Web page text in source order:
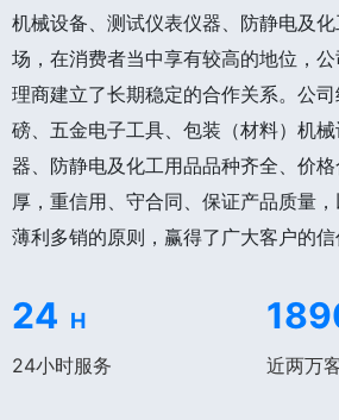
机械设备、测试仪表仪器、防静电及
场，在消费者当中享有较高的地位，
理商建立了长期稳定的合作关系。公
磅、五金电子工具、包装（材料）机
器、防静电及化工用品品种齐全、价
厚，重信用、守合同、保证产品质量
薄利多销的原则，赢得了广大客户的信
24 H
24小时服务 近两万